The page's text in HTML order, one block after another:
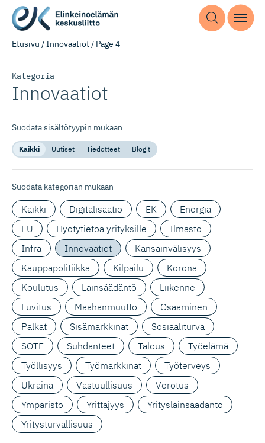
Etusivu /Innovaatiot/ Page 4
Kategoria
Innovaatiot
Suodata sisältötyypin mukaan
Kaikki Uutiset Tiedotteet Blogit
Suodata kategorian mukaan
Kaikki Digitalisaatio EK
Energia
EU
Hyötytietoa yrityksille
Ilmasto
Infra
Innovaatiot
Kansainvälisyys
Kauppapolitiikka
Kilpailu
Korona
Koulutus
Lainsäädäntö
Liikenne
Luvitus
Maahanmuutto
Osaaminen
Palkat
Sisämarkkinat
Sosiaaliturva
SOTE
Suhdanteet Talous
Työelämä
Työllisyys
Työmarkkinat
Työterveys
Ukraina
Vastuullisuus
Verotus
Ympäristö
Yrittäjyys
Yrityslainsäädäntö
Yritysturvallisuus